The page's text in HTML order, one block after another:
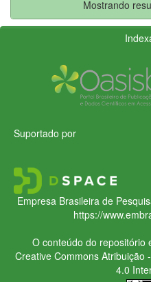
Mostrando
Suportado por
Empresa Brasileira de
https://
O conteúdo do repositório
Creative CommonsAtribuição
4.0